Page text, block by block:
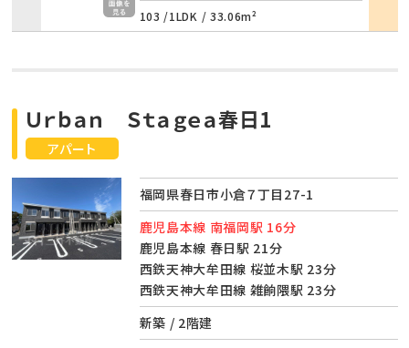
103 /1LDK / 33.06m²
アパート
Ｕｒｂａｎ Ｓｔａｇｅａ春日1
福岡県春日市小倉７丁目27-1
鹿児島本線 南福岡駅 16分
鹿児島本線 春日駅 21分
西鉄天神大牟田線 桜並木駅 23分
西鉄天神大牟田線 雑餉隈駅 23分
新築 / 2階建